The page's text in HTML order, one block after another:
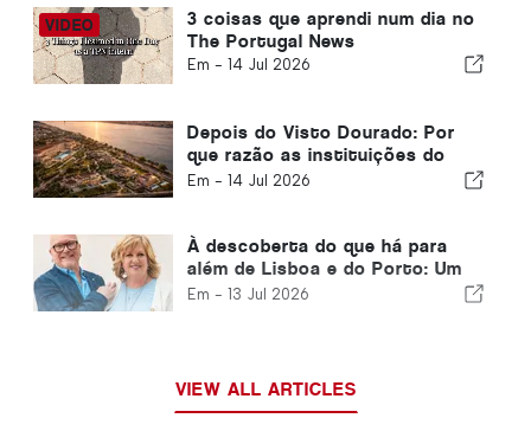
3 coisas que aprendi num dia no
The Portugal News
Em - 14 Jul 2026
Depois do Visto Dourado: Por
que razão as instituições do
Golfo continuam a investir em
Em - 14 Jul 2026
À descoberta do que há para
além de Lisboa e do Porto: Um
guia do Norte de Portugal e da
Em - 13 Jul 2026
VIEW ALL ARTICLES